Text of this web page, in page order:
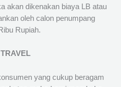
akan dikenakan biaya LB atau
oleh calon penumpang
Rupiah.
yang cukup beragam